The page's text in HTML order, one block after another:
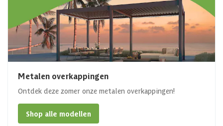
Metalen overkappingen
Ontdek deze zomer onze metalen overkappingen!
Shop alle modellen